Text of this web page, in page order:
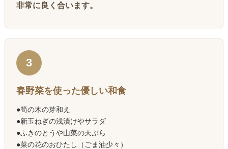
非常に良く合います。
3
春野菜を使った優しい和食
●筍の木の芽和え
●新玉ねぎの浅漬けやサラダ
●ふきのとうや山菜の天ぷら
●菜の花のおひたし（ごま油少々）